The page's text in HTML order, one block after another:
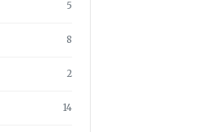
5
8
2
14